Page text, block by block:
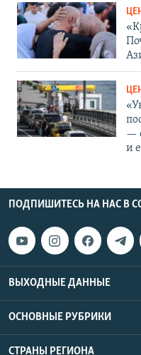
—
и
ПОДПИШИТЕСЬ НА НАС В
ВЫХОДНЫЕ ДАННЫЕ
ОСНОВНЫЕ РУБРИКИ
СТРАНЫ РЕГИОНА